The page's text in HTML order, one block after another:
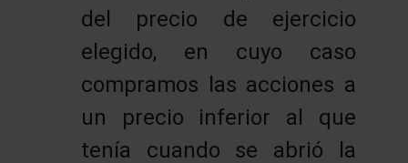
del precio de ejercicio
elegido, en cuyo caso
compramos las acciones a
un precio inferior al que
tenía cuando se abrió la